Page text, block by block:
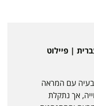
דקות | עברית | פיילוט
עם המראה
אך נתקלת